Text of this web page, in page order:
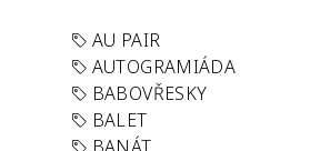
AU PAIR
AUTOGRAMIÁDA
BABOVŘESKY
BALET